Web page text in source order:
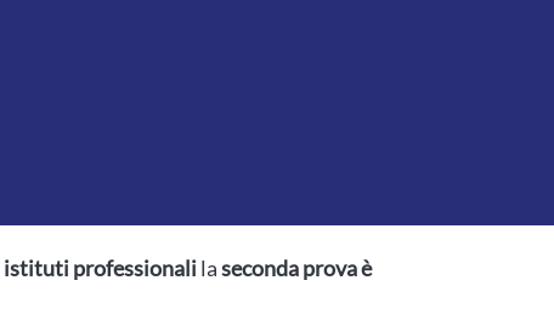
istituti professionalilaseconda prova è